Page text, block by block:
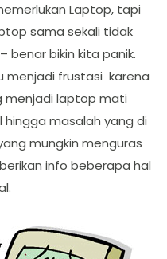
Laptop, tapi
sama sekali tidak
benar bikin kita panik.
menjadi frustasi karena
menjadi laptop mati
masalah yang di
mungkin menguras
info beberapa hal